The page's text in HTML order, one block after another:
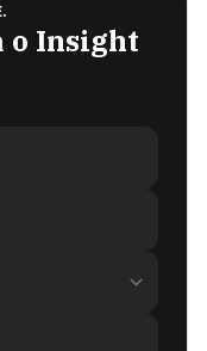
o Insight